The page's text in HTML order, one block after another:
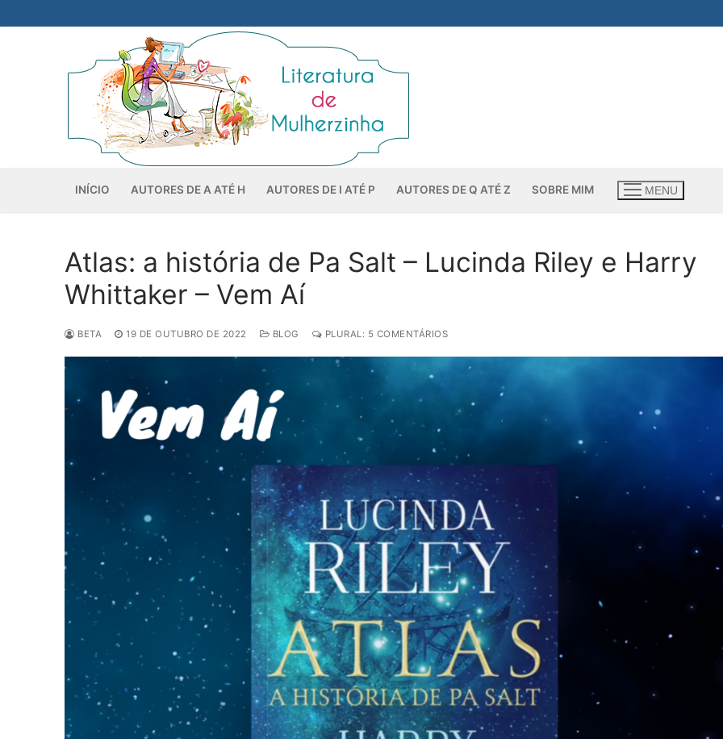
para
INÍCIO AUTORES DE A ATÉ H AUTORES DE I ATÉ P AUTORES DE Q ATÉ Z SOBRE MIM MENU
Atlas: a história de Pa Salt – Lucinda Riley e Harry
Whittaker – Vem Aí
BETA 19 DE OUTUBRO DE 2022 BLOG PLURAL: 5 COMENTÁRIOS